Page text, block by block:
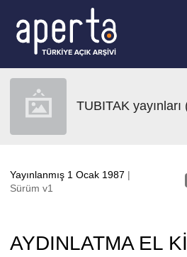
TUBITAK
Yayınlanmış 1 Ocak 1987 |
Sürüm v1
AYDINLATMA EL